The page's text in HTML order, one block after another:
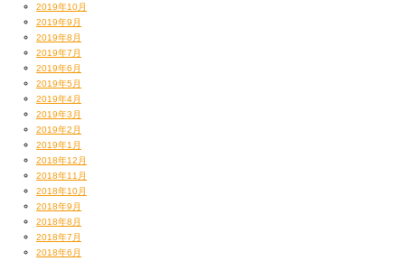
2019年10月
2019年9月
2019年8月
2019年7月
2019年6月
2019年5月
2019年4月
2019年3月
2019年2月
2019年1月
2018年12月
2018年11月
2018年10月
2018年9月
2018年8月
2018年7月
2018年6月